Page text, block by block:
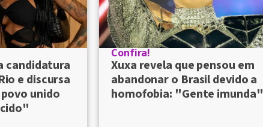
candidatura
e discursa
unido
Confira!
Xuxa revela que pensou em
abandonar o Brasil devido a
homofobia: "Gente imunda"